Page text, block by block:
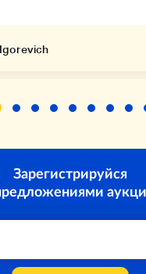
Зарегистрируйся